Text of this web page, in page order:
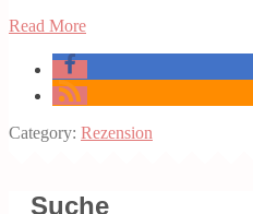
Read More
Category: Rezension
Suche